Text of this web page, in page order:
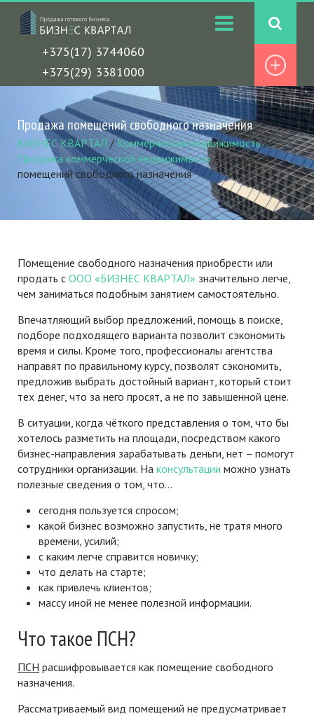
+375(17) 3744060
+375(29) 3381000
Продажа помещений свободного назначения
БИЗНЕС КВАРТАЛ/Коммерческая недвижимость/
Продажа коммерческой недвижимости/Продажа
помещений свободного назначения
Помещение свободного назначения приобрести или
продать с ООО «БИЗНЕС КВАРТАЛ» значительно легче,
чем заниматься подобным занятием самостоятельно.
Впечатляющий выбор предложений, помощь в поиске,
подборе подходящего варианта позволит сэкономить
время и силы. Кроме того, профессионалы агентства
направят по правильному курсу, позволят сэкономить,
предложив выбрать достойный вариант, который стоит
тех денег, что за него просят, а не по завышенной цене.
В ситуации, когда чёткого представления о том, что бы
хотелось разметить на площади, посредством какого
бизнес-направления зарабатывать деньги, нет – помогут
сотрудники организации. На консультации можно узнать
полезные сведения о том, что…
сегодня пользуется спросом;
какой бизнес возможно запустить, не тратя много
времени, усилий;
с каким легче справится новичку;
что делать на старте;
как привлечь клиентов;
массу иной не менее полезной информации.
Что такое ПСН?
ПСН расшифровывается как помещение свободного
назначения.
Рассматриваемый вид помещений не предусматривает